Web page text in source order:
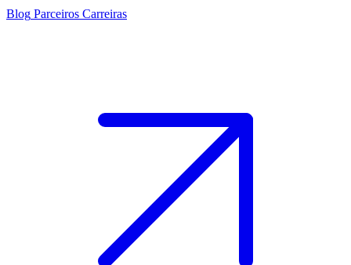
Blog Parceiros Carreiras